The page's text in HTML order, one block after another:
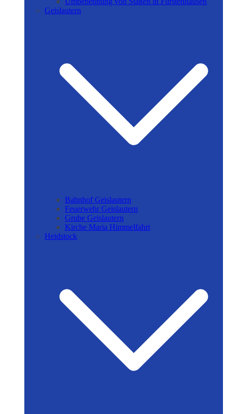
Geislautern
Bahnhof Geislautern
Feuerwehr Geislautern
Grube Geislautern
Kirche Maria Himmelfahrt
Heidstock